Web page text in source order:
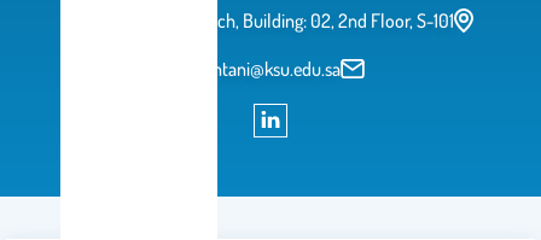
Al-Muzahmiah Branch, Building: 02, 2nd
ahqahtani@ksu.edu.sa